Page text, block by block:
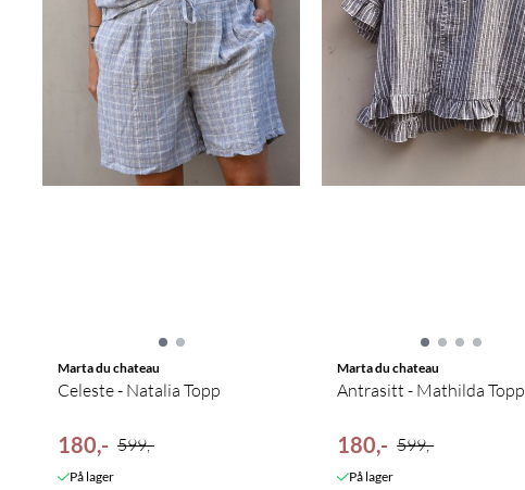
Marta du chateau
Celeste - Natalia Topp
180,- 599,-
På lager
Marta du chateau
Antrasitt - Mathilda Topp
180,- 599,-
På lager